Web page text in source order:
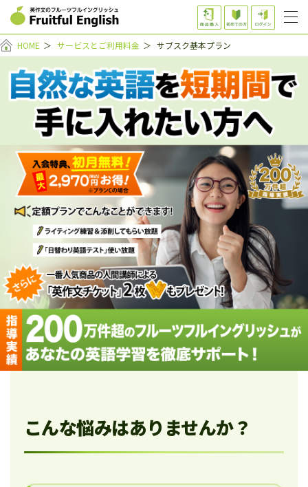
HOME ＞ サービスとご利用料金 ＞ サブスク基本プラン
こんな悩みはありませんか？